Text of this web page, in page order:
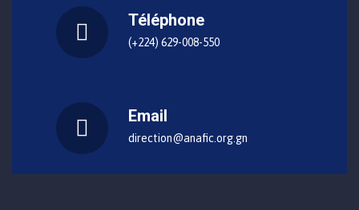
Téléphone
(+224) 629-008-550
Email
direction@anafic.org.gn